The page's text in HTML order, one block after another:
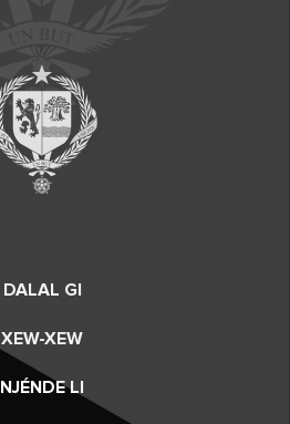
DALAL GI
XEW-XEW
NJÉNDE LI